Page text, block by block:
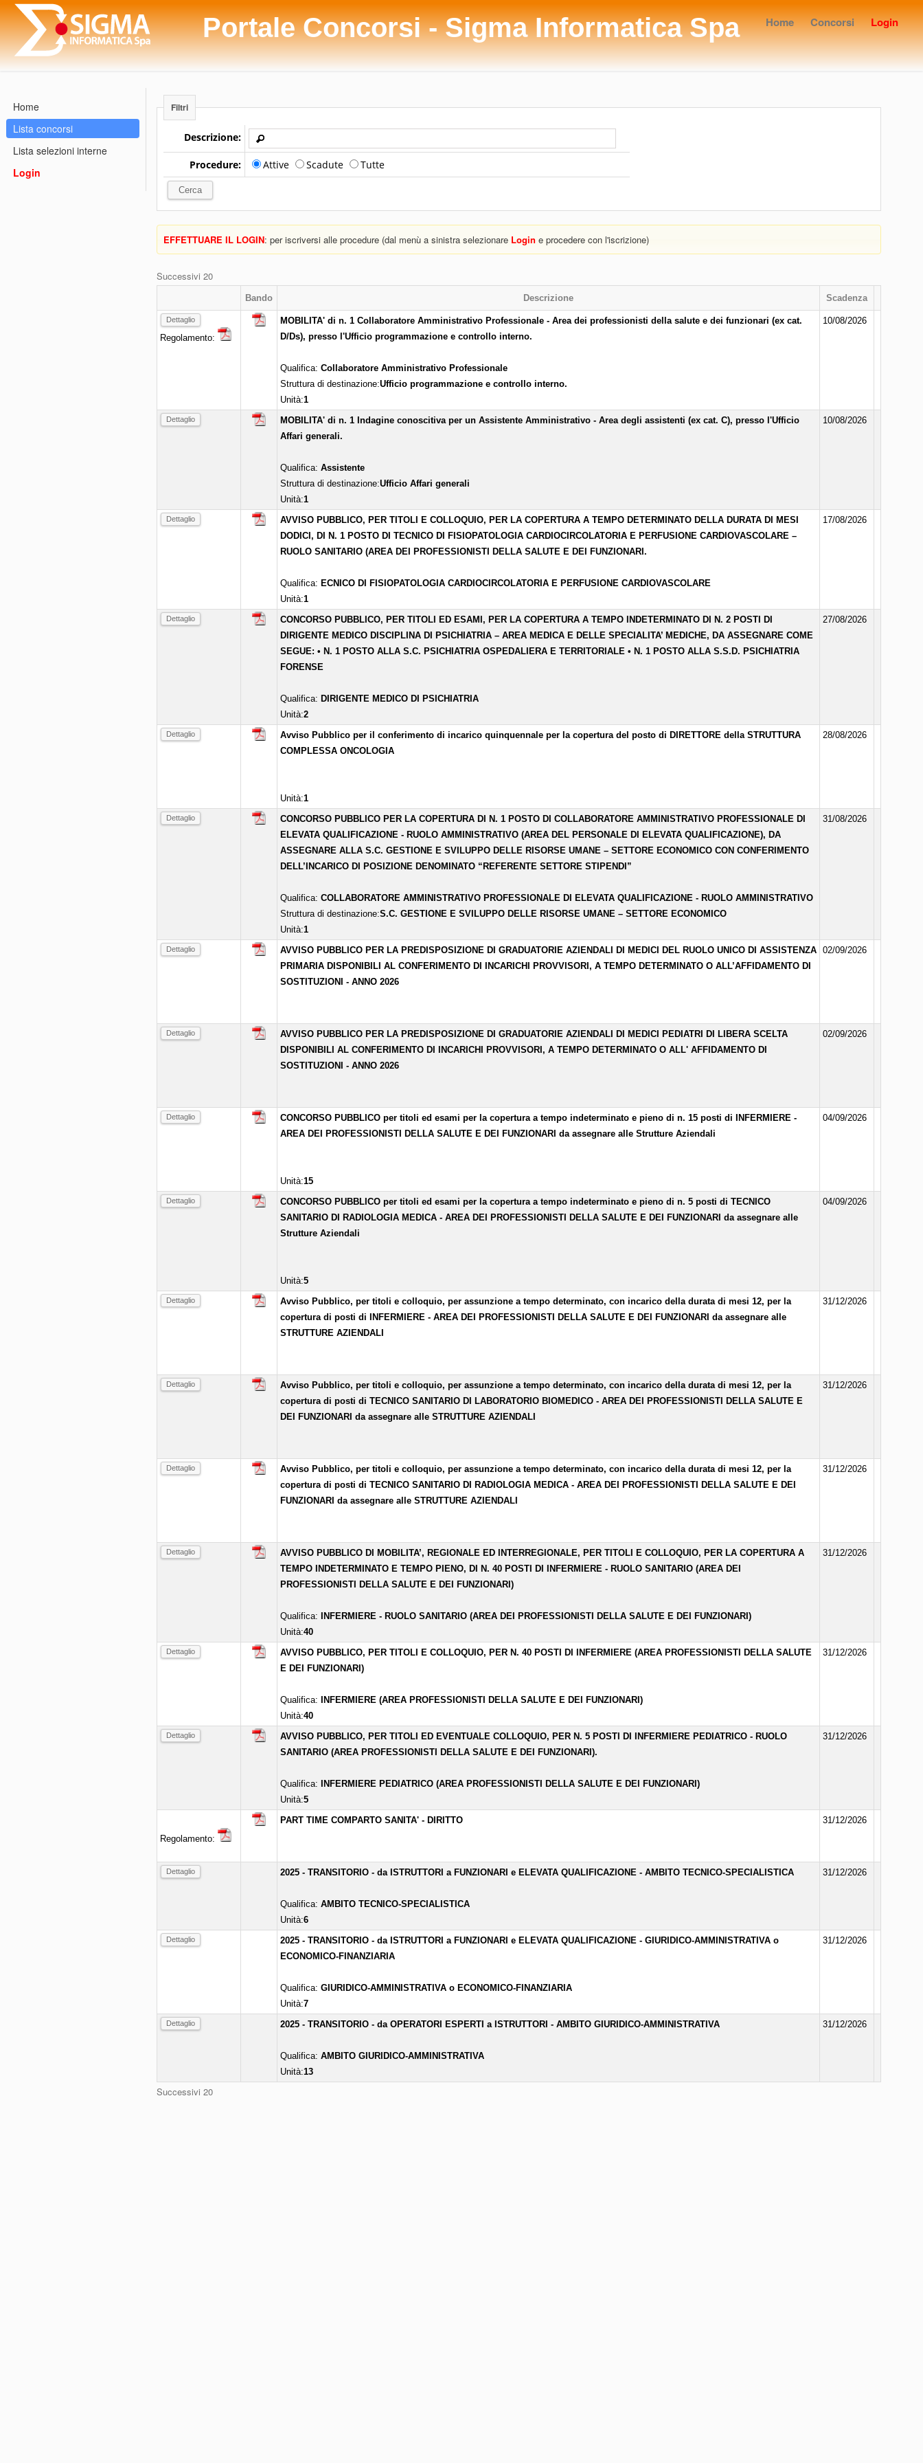
Portale Concorsi - Sigma Informatica Spa Home Concorsi Login
Home
Lista concorsi
Lista selezioni interne
Login
Filtri
Descrizione:
Procedure: Attive Scadute Tutte
EFFETTUARE IL LOGIN: per iscriversi alle procedure (dal menù a sinistra selezionare Logine procedere con l'iscrizione)
Successivi 20
Bando Descrizione Scadenza
Dettaglio
Regolamento:
MOBILITA' di n. 1 Collaboratore Amministrativo Professionale - Area dei professionisti della salute e dei funzionari (ex cat.
D/Ds), presso l'Ufficio programmazione e controllo interno.
Qualifica: Collaboratore Amministrativo Professionale
Struttura di destinazione:Ufficio programmazione e controllo interno.
Unità:1
10/08/2026
Dettaglio
MOBILITA' di n. 1 Indagine conoscitiva per un Assistente Amministrativo - Area degli assistenti (ex cat. C), presso l'Ufficio
Affari generali.
Qualifica: Assistente
Struttura di destinazione:Ufficio Affari generali
Unità:1
10/08/2026
Dettaglio
AVVISO PUBBLICO, PER TITOLI E COLLOQUIO, PER LA COPERTURA A TEMPO DETERMINATO DELLA DURATA DI MESI
DODICI, DI N. 1 POSTO DI TECNICO DI FISIOPATOLOGIA CARDIOCIRCOLATORIA E PERFUSIONE CARDIOVASCOLARE –
RUOLO SANITARIO (AREA DEI PROFESSIONISTI DELLA SALUTE E DEI FUNZIONARI.
Qualifica: ECNICO DI FISIOPATOLOGIA CARDIOCIRCOLATORIA E PERFUSIONE CARDIOVASCOLARE
Unità:1
17/08/2026
Dettaglio
CONCORSO PUBBLICO, PER TITOLI ED ESAMI, PER LA COPERTURA A TEMPO INDETERMINATO DI N. 2 POSTI DI
DIRIGENTE MEDICO DISCIPLINA DI PSICHIATRIA – AREA MEDICA E DELLE SPECIALITA’ MEDICHE, DA ASSEGNARE COME
SEGUE: • N. 1 POSTO ALLA S.C. PSICHIATRIA OSPEDALIERA E TERRITORIALE • N. 1 POSTO ALLA S.S.D. PSICHIATRIA
FORENSE
Qualifica: DIRIGENTE MEDICO DI PSICHIATRIA
Unità:2
27/08/2026
Dettaglio
Avviso Pubblico per il conferimento di incarico quinquennale per la copertura del posto di DIRETTORE della STRUTTURA
COMPLESSA ONCOLOGIA
Unità:1
28/08/2026
Dettaglio
CONCORSO PUBBLICO PER LA COPERTURA DI N. 1 POSTO DI COLLABORATORE AMMINISTRATIVO PROFESSIONALE DI
ELEVATA QUALIFICAZIONE - RUOLO AMMINISTRATIVO (AREA DEL PERSONALE DI ELEVATA QUALIFICAZIONE), DA
ASSEGNARE ALLA S.C. GESTIONE E SVILUPPO DELLE RISORSE UMANE – SETTORE ECONOMICO CON CONFERIMENTO
DELL’INCARICO DI POSIZIONE DENOMINATO “REFERENTE SETTORE STIPENDI”
Qualifica: COLLABORATORE AMMINISTRATIVO PROFESSIONALE DI ELEVATA QUALIFICAZIONE - RUOLO AMMINISTRATIVO
Struttura di destinazione:S.C. GESTIONE E SVILUPPO DELLE RISORSE UMANE – SETTORE ECONOMICO
Unità:1
31/08/2026
Dettaglio
AVVISO PUBBLICO PER LA PREDISPOSIZIONE DI GRADUATORIE AZIENDALI DI MEDICI DEL RUOLO UNICO DI ASSISTENZA
PRIMARIA DISPONIBILI AL CONFERIMENTO DI INCARICHI PROVVISORI, A TEMPO DETERMINATO O ALL’AFFIDAMENTO DI
SOSTITUZIONI - ANNO 2026
02/09/2026
Dettaglio
AVVISO PUBBLICO PER LA PREDISPOSIZIONE DI GRADUATORIE AZIENDALI DI MEDICI PEDIATRI DI LIBERA SCELTA
DISPONIBILI AL CONFERIMENTO DI INCARICHI PROVVISORI, A TEMPO DETERMINATO O ALL' AFFIDAMENTO DI
SOSTITUZIONI - ANNO 2026
02/09/2026
Dettaglio
CONCORSO PUBBLICO per titoli ed esami per la copertura a tempo indeterminato e pieno di n. 15 posti di INFERMIERE -
AREA DEI PROFESSIONISTI DELLA SALUTE E DEI FUNZIONARI da assegnare alle Strutture Aziendali
Unità:15
04/09/2026
Dettaglio
CONCORSO PUBBLICO per titoli ed esami per la copertura a tempo indeterminato e pieno di n. 5 posti di TECNICO
SANITARIO DI RADIOLOGIA MEDICA - AREA DEI PROFESSIONISTI DELLA SALUTE E DEI FUNZIONARI da assegnare alle
Strutture Aziendali
Unità:5
04/09/2026
Dettaglio
Avviso Pubblico, per titoli e colloquio, per assunzione a tempo determinato, con incarico della durata di mesi 12, per la
copertura di posti di INFERMIERE - AREA DEI PROFESSIONISTI DELLA SALUTE E DEI FUNZIONARI da assegnare alle
STRUTTURE AZIENDALI
31/12/2026
Dettaglio
Avviso Pubblico, per titoli e colloquio, per assunzione a tempo determinato, con incarico della durata di mesi 12, per la
copertura di posti di TECNICO SANITARIO DI LABORATORIO BIOMEDICO - AREA DEI PROFESSIONISTI DELLA SALUTE E
DEI FUNZIONARI da assegnare alle STRUTTURE AZIENDALI
31/12/2026
Dettaglio
Avviso Pubblico, per titoli e colloquio, per assunzione a tempo determinato, con incarico della durata di mesi 12, per la
copertura di posti di TECNICO SANITARIO DI RADIOLOGIA MEDICA - AREA DEI PROFESSIONISTI DELLA SALUTE E DEI
FUNZIONARI da assegnare alle STRUTTURE AZIENDALI
31/12/2026
Dettaglio
AVVISO PUBBLICO DI MOBILITA’, REGIONALE ED INTERREGIONALE, PER TITOLI E COLLOQUIO, PER LA COPERTURA A
TEMPO INDETERMINATO E TEMPO PIENO, DI N. 40 POSTI DI INFERMIERE - RUOLO SANITARIO (AREA DEI
PROFESSIONISTI DELLA SALUTE E DEI FUNZIONARI)
Qualifica:
INFERMIERE - RUOLO SANITARIO (AREA DEI PROFESSIONISTI DELLA SALUTE E DEI FUNZIONARI)
Unità:40
31/12/2026
Dettaglio
AVVISO PUBBLICO, PER TITOLI E COLLOQUIO, PER N. 40 POSTI DI INFERMIERE (AREA PROFESSIONISTI DELLA SALUTE
E DEI FUNZIONARI)
Qualifica:
INFERMIERE (AREA PROFESSIONISTI DELLA SALUTE E DEI FUNZIONARI)
Unità:40
31/12/2026
Dettaglio
AVVISO PUBBLICO, PER TITOLI ED EVENTUALE COLLOQUIO, PER N. 5 POSTI DI INFERMIERE PEDIATRICO - RUOLO
SANITARIO (AREA PROFESSIONISTI DELLA SALUTE E DEI FUNZIONARI).
Qualifica:
INFERMIERE PEDIATRICO (AREA PROFESSIONISTI DELLA SALUTE E DEI FUNZIONARI)
Unità:5
31/12/2026
Regolamento:
PART TIME COMPARTO SANITA' - DIRITTO 31/12/2026
Dettaglio 2025 - TRANSITORIO - da ISTRUTTORI a FUNZIONARI e ELEVATA QUALIFICAZIONE - AMBITO TECNICO-SPECIALISTICA
Qualifica: AMBITO TECNICO-SPECIALISTICA
Unità:6
31/12/2026
Dettaglio
2025 - TRANSITORIO - da ISTRUTTORI a FUNZIONARI e ELEVATA QUALIFICAZIONE - GIURIDICO-AMMINISTRATIVA o
ECONOMICO-FINANZIARIA
Qualifica: GIURIDICO-AMMINISTRATIVA o ECONOMICO-FINANZIARIA
Unità:7
31/12/2026
Dettaglio 2025 - TRANSITORIO - da OPERATORI ESPERTI a ISTRUTTORI - AMBITO GIURIDICO-AMMINISTRATIVA
Qualifica: AMBITO GIURIDICO-AMMINISTRATIVA
Unità:13
31/12/2026
Successivi 20